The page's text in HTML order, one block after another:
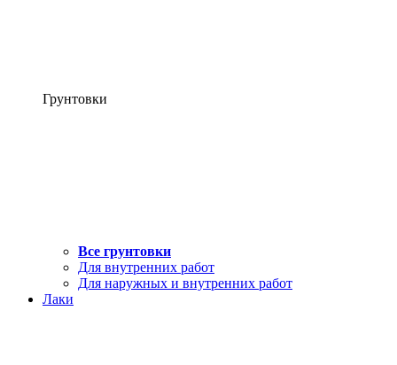
Грунтовки
Все грунтовки
Для внутренних работ
Для наружных и внутренних работ
Лаки